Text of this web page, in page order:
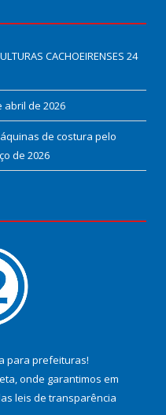
CACHOEIRENSES 24
abril de 2026
de costura pelo
de 2026
para prefeituras!
onde garantimos em
leis de transparência